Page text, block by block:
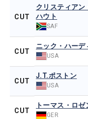
CUT
クリスティアン
ハウト
SAF
CUT
ニック・ハーデ
USA
CUT
J.T.ポストン
USA
CUT
トーマス・ロ
GER